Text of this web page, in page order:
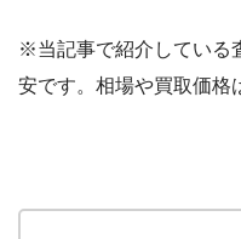
※当記事で紹介している
安です。相場や買取価格